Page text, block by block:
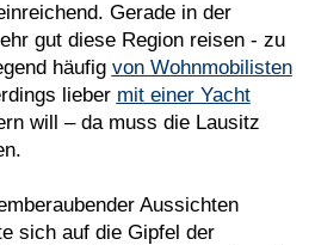
Gerade in der
gut diese Region reisen - zu
häufig von Wohnmobilisten
lieber mit einer Yacht
will – da muss die Lausitz
Aussichten
sich auf die Gipfel der